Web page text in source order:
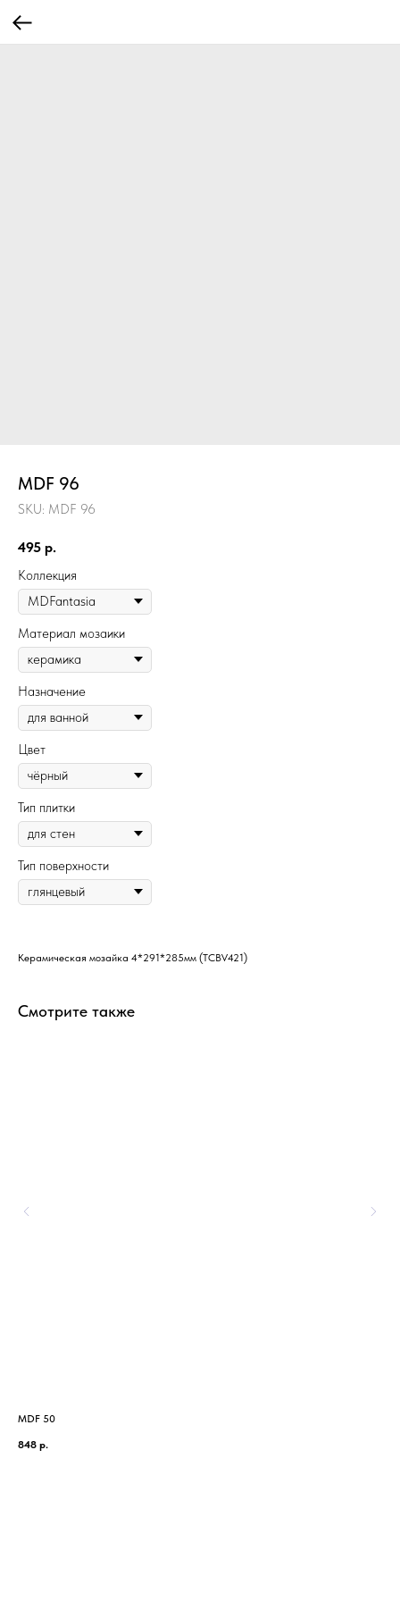
MDF 96
SKU: MDF 96
495 р.
Коллекция
Материал мозаики
Назначение
Цвет
Тип плитки
Тип поверхности
Керамическая мозайка 4*291*285мм (TCBV421)
Смотрите также
MDF 50
848 р.